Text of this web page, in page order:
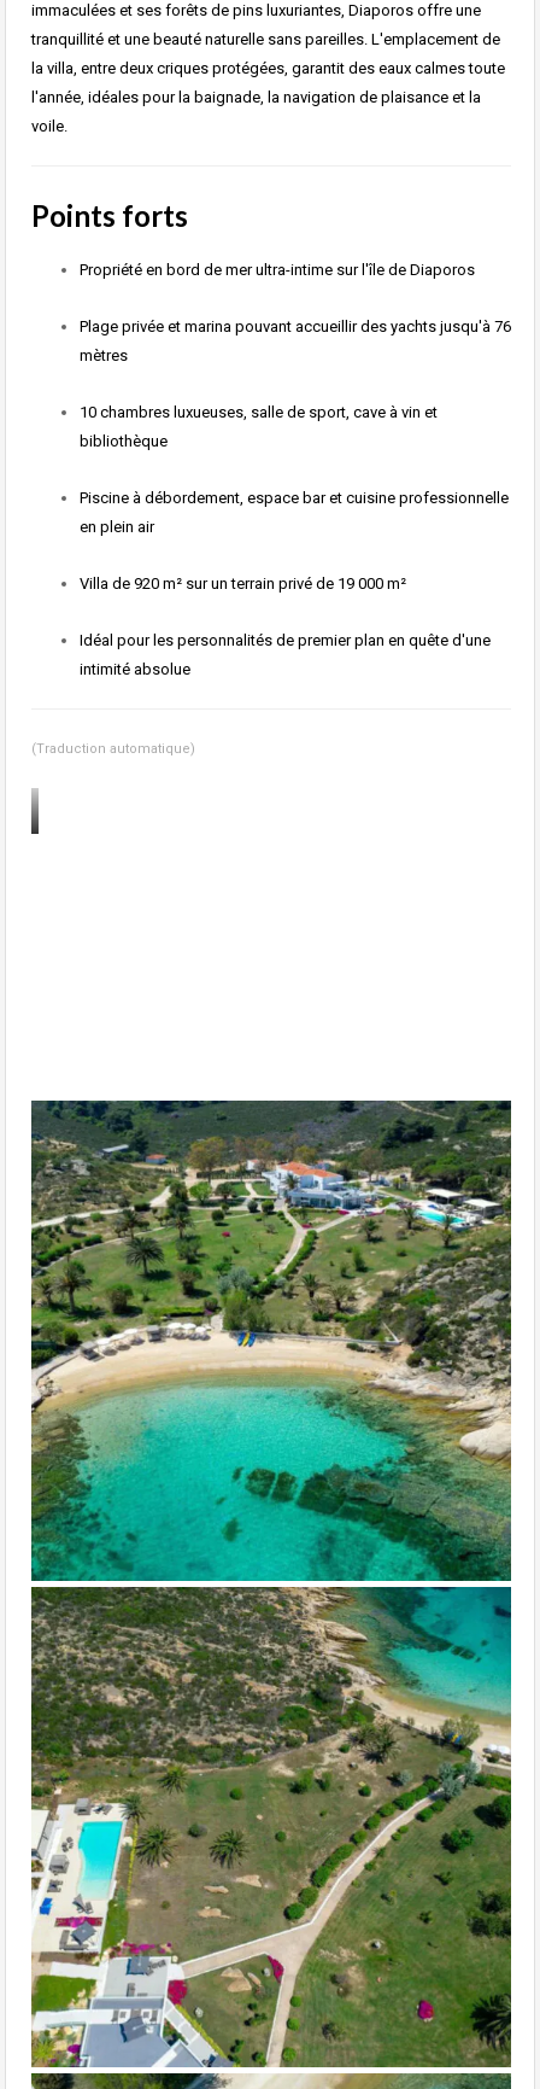
immaculées et ses forêts de pins luxuriantes, Diaporos offre une
tranquillité et une beauté naturelle sans pareilles. L'emplacement de
la villa, entre deux criques protégées, garantit des eaux calmes toute
l'année, idéales pour la baignade, la navigation de plaisance et la
voile.
Points forts
Propriété en bord de mer ultra-intime sur l'île de Diaporos
Plage privée et marina pouvant accueillir des yachts jusqu'à 76
mètres
10 chambres luxueuses, salle de sport, cave à vin et
bibliothèque
Piscine à débordement, espace bar et cuisine professionnelle
en plein air
Villa de 920 m² sur un terrain privé de 19 000 m²
Idéal pour les personnalités de premier plan en quête d'une
intimité absolue
(Traduction automatique)